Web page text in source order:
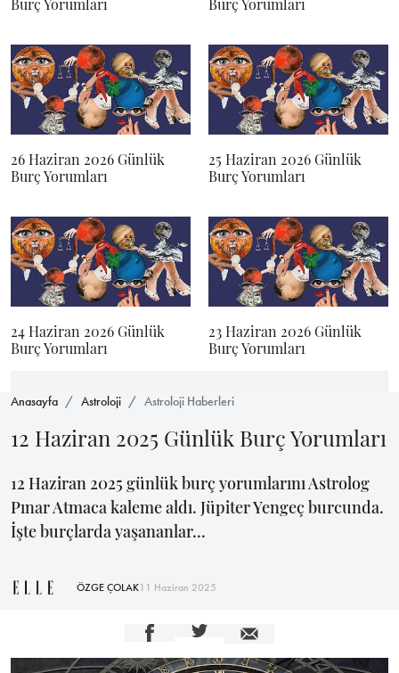
Burç Yorumları Burç Yorumları
26 Haziran 2026 Günlük
Burç Yorumları
25 Haziran 2026 Günlük
Burç Yorumları
24 Haziran 2026 Günlük
Burç Yorumları
23 Haziran 2026 Günlük
Burç Yorumları
Anasayfa Astroloji Astroloji Haberleri
12 Haziran 2025 Günlük Burç Yorumları
12 Haziran 2025 günlük burç yorumlarını Astrolog
Pınar Atmaca kaleme aldı. Jüpiter Yengeç burcunda.
İşte burçlarda yaşananlar...
ÖZGE ÇOLAK11 Haziran 2025